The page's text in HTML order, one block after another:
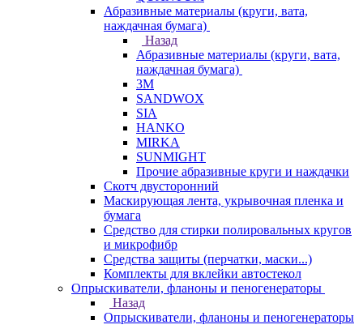
Абразивные материалы (круги, вата,
наждачная бумага)
Назад
Абразивные материалы (круги, вата,
наждачная бумага)
3М
SANDWOX
SIA
HANKO
MIRKA
SUNMIGHT
Прочие абразивные круги и наждачки
Скотч двусторонний
Маскирующая лента, укрывочная пленка и
бумага
Средство для стирки полировальных кругов
и микрофибр
Средства защиты (перчатки, маски...)
Комплекты для вклейки автостекол
Опрыскиватели, фланоны и пеногенераторы
Назад
Опрыскиватели, фланоны и пеногенераторы